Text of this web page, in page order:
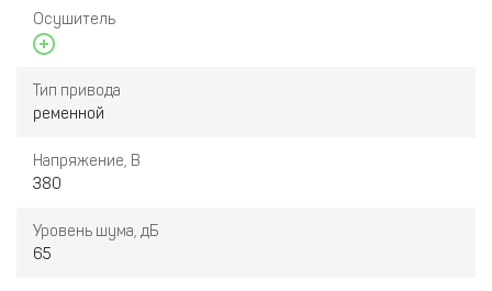
Осушитель
Тип привода
ременной
Напряжение, В
380
Уровень шума, дБ
65